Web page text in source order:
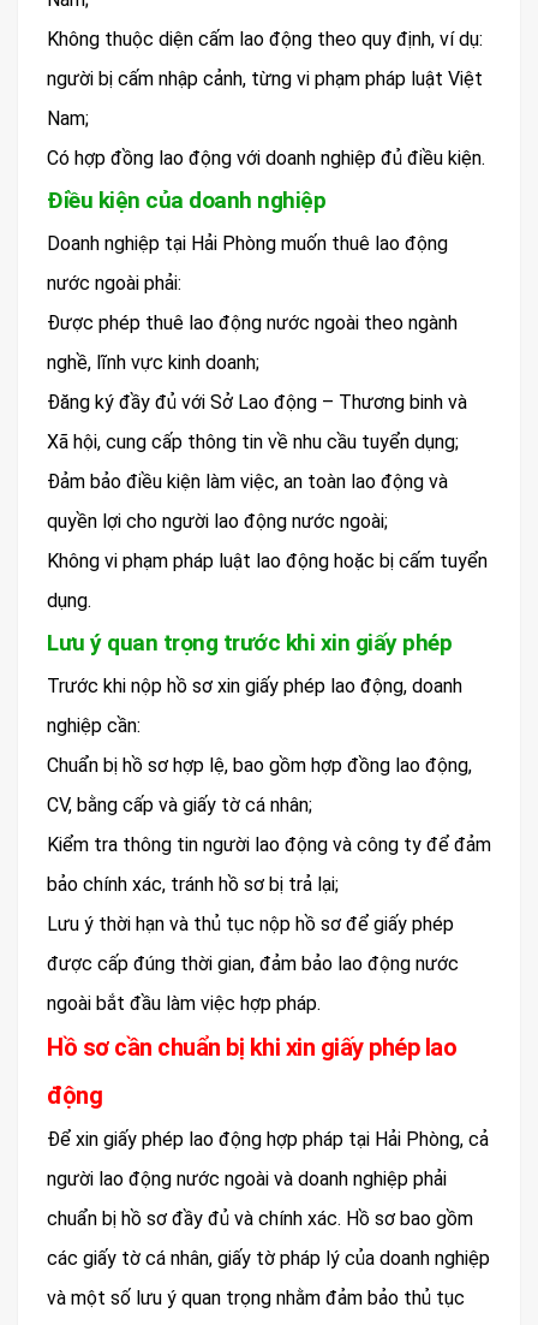
Không thuộc diện cấm lao động theo quy định, ví dụ:
người bị cấm nhập cảnh, từng vi phạm pháp luật Việt
Nam;
Có hợp đồng lao động với doanh nghiệp đủ điều kiện.
Điều kiện của doanh nghiệp
Doanh nghiệp tại Hải Phòng muốn thuê lao động
nước ngoài phải:
Được phép thuê lao động nước ngoài theo ngành
nghề, lĩnh vực kinh doanh;
Đăng ký đầy đủ với Sở Lao động – Thương binh và
Xã hội, cung cấp thông tin về nhu cầu tuyển dụng;
Đảm bảo điều kiện làm việc, an toàn lao động và
quyền lợi cho người lao động nước ngoài;
Không vi phạm pháp luật lao động hoặc bị cấm tuyển
dụng.
Lưu ý quan trọng trước khi xin giấy phép
Trước khi nộp hồ sơ xin giấy phép lao động, doanh
nghiệp cần:
Chuẩn bị hồ sơ hợp lệ, bao gồm hợp đồng lao động,
CV, bằng cấp và giấy tờ cá nhân;
Kiểm tra thông tin người lao động và công ty để đảm
bảo chính xác, tránh hồ sơ bị trả lại;
Lưu ý thời hạn và thủ tục nộp hồ sơ để giấy phép
được cấp đúng thời gian, đảm bảo lao động nước
ngoài bắt đầu làm việc hợp pháp.
Hồ sơ cần chuẩn bị khi xin giấy phép lao
động
Để xin giấy phép lao động hợp pháp tại Hải Phòng, cả
người lao động nước ngoài và doanh nghiệp phải
chuẩn bị hồ sơ đầy đủ và chính xác. Hồ sơ bao gồm
các giấy tờ cá nhân, giấy tờ pháp lý của doanh nghiệp
và một số lưu ý quan trọng nhằm đảm bảo thủ tục